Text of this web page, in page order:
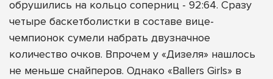
обрушились на кольцо соперниц - 92:64. Сразу
четыре баскетболистки в составе вице-
чемпионок сумели набрать двузначное
количество очков. Впрочем у «Дизеля» нашлось
не меньше снайперов. Однако «Ballers Girls» в